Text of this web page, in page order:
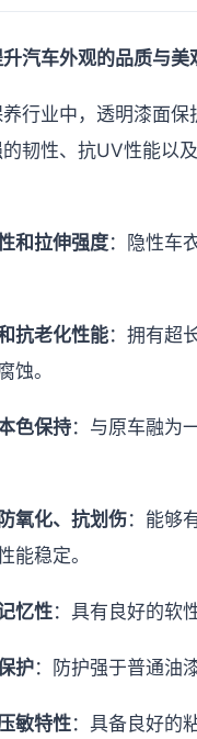
汽车外观的品质与美
行业中，透明漆面保
韧性、抗UV性能以
和拉伸强度：隐性车
抗老化性能：拥有超
蚀。
色保持：与原车融为
氧化、抗划伤：能够
能稳定。
忆性：具有良好的软
护：防护强于普通油
敏特性：具备良好的